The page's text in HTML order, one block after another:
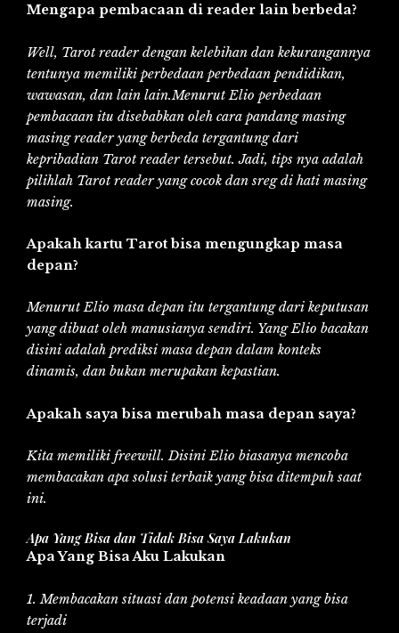
Mengapa pembacaan di reader lain berbeda?
Well, Tarot reader dengan kelebihan dan kekurangannya
tentunya memiliki perbedaan perbedaan pendidikan,
wawasan, dan lain lain.Menurut Elio perbedaan
pembacaan itu disebabkan oleh cara pandang masing
masing reader yang berbeda tergantung dari
kepribadian Tarot reader tersebut. Jadi, tips nya adalah
pilihlah Tarot reader yang cocok dan sreg di hati masing
masing.
Apakah kartu Tarot bisa mengungkap masa
depan?
Menurut Elio masa depan itu tergantung dari keputusan
yang dibuat oleh manusianya sendiri. Yang Elio bacakan
disini adalah prediksi masa depan dalam konteks
dinamis, dan bukan merupakan kepastian.
Apakah saya bisa merubah masa depan saya?
Kita memiliki freewill. Disini Elio biasanya mencoba
membacakan apa solusi terbaik yang bisa ditempuh saat
ini.
Apa Yang Bisa dan Tidak Bisa Saya Lakukan
Apa Yang Bisa Aku Lakukan
1. Membacakan situasi dan potensi keadaan yang bisa
terjadi